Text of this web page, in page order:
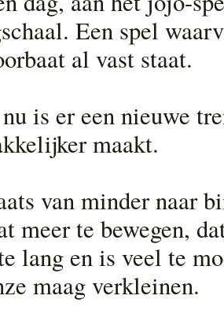
Een spel
al vast staat.
is er een nieuwe
maakt.
van minder naar
meer te bewegen,
lang en is veel te
maag verkleinen.